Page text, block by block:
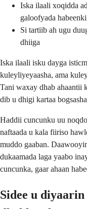
Iska ilaali xoqidda
galoofyada
Si tartiib ah ugu
dhiiga
Iska ilaali isku dayga
kuleyliyeyaasha, ama
Tani waxay dhab ahaantii
dib u dhigi kartaa
Haddii cuncunku uu
naftaada u kala fiiriso
muddo gaaban.
dukaamada laga yaabo
cuncunka, gaar ahaan
Sidee u